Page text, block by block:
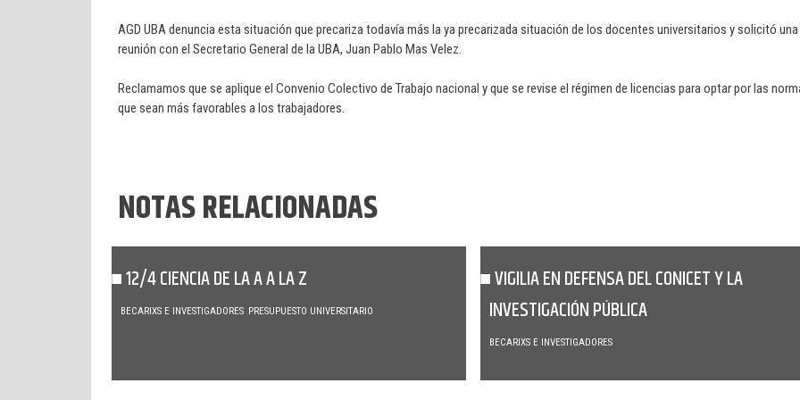
AGD UBA denuncia esta situación que precariza todavía más la ya precarizada situación de los docentes universitarios y solicitó una
reunión con el Secretario General de la UBA, Juan Pablo Mas Velez.
Reclamamos que se aplique el Convenio Colectivo de Trabajo nacional y que se revise el régimen de licencias para optar por las
que sean más favorables a los trabajadores.
NOTAS RELACIONADAS
12/4 CIENCIA DE LA A A LA Z
BECARIXS E INVESTIGADORES PRESUPUESTO UNIVERSITARIO
VIGILIA EN DEFENSA DEL CONICET Y LA
INVESTIGACIÓN PÚBLICA
BECARIXS E INVESTIGADORES